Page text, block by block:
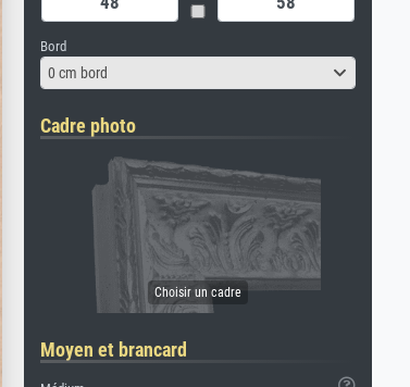
Bord
0 cm bord
Cadre photo
Moyen et brancard